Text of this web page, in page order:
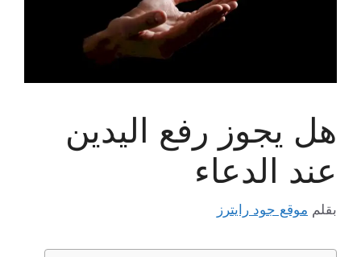
هل يجوز رفع اليدين
عند الدعاء
بقلم موقع جود رايترز